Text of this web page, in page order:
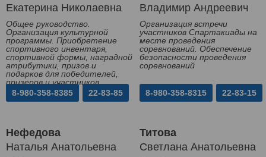
Екатерина Николаевна
Общее руководство.
Организация культурной
программы. Приобретение
спортивного инвентаря,
спортивной формы, наградной
атрибутики, призов и
подарков для победителей,
призеров и участников
Спартакиады
8-980-358-8385 22-83-85
Владимир Андреевич
Организация встречи
участников Спартакиады на
месте проведения
соревнований. Обеспечение
безопасности проведения
соревнований
8-980-358-8315 22-83-15
Нефедова
Наталья Анатольевна
Титова
Светлана Анатольевна